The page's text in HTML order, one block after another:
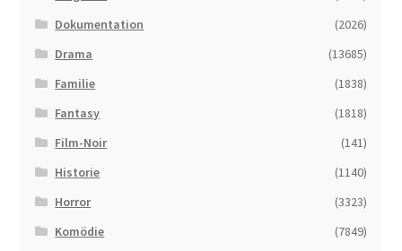
Dokumentation
(2026)
Drama
(13685)
Familie
(1838)
Fantasy
(1818)
Film-Noir
(141)
Historie
(1140)
Horror
(3323)
Komödie
(7849)